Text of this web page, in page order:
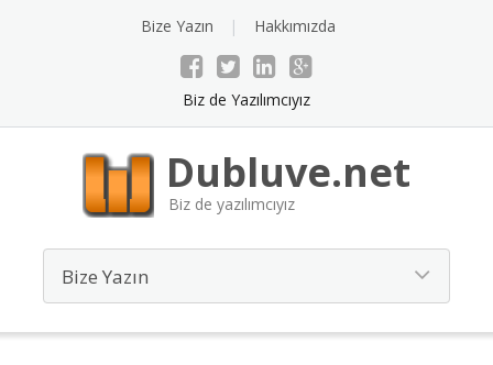
Bize Yazın Hakkımızda
Biz de Yazılımcıyız
Dubluve.net
Biz de yazılımcıyız